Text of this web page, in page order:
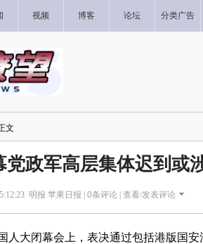
视频 博客 论坛 分类广告
文
党政军高层集体迟到或
明报 苹果日报 | 0条评论 | 查看/发表评论
大闭幕会上，表决通过包括港版国安